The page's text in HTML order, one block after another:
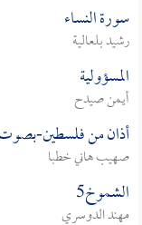
سورة النساء
رشيد بلعالية
المسؤولية
أيمن صيدح
أذان من فلسطين-
صهيب هاني خطبا
الشموخ5
مهند الدوسري